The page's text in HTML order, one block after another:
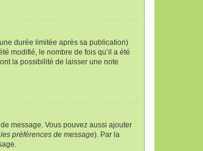
durée limitée après sa publication)
modifié, le nombre de fois qu’il a été
la possibilité de laisser une note
message. Vous pouvez aussi ajouter
préférences de message). Par la